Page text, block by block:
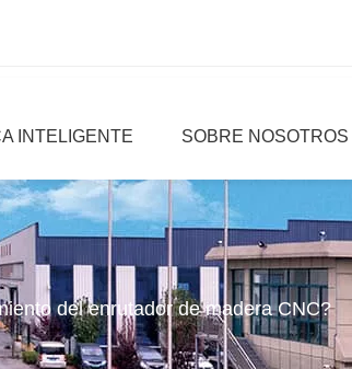
INTELIGENTE SOBRE NOSOTROS
del enrutador de madera CNC?